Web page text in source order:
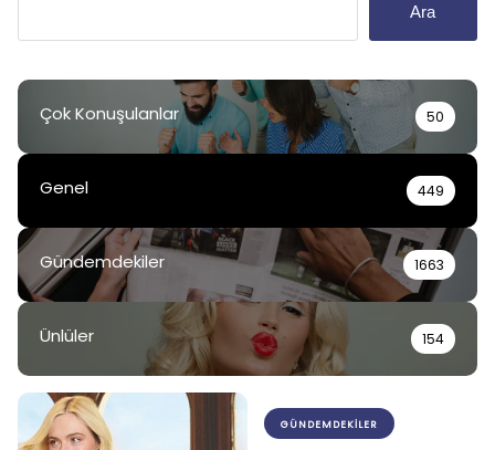
Ara
Çok Konuşulanlar 50
Genel 449
Gündemdekiler 1663
Ünlüler 154
GÜNDEMDEKILER